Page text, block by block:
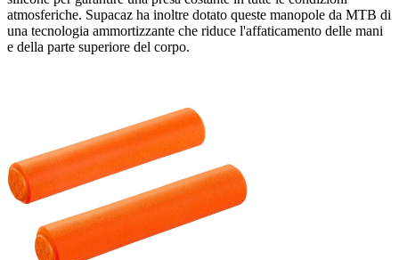
atmosferiche. Supacaz ha inoltre dotato queste manopole da MTB di
una tecnologia ammortizzante che riduce l'affaticamento delle mani
e della parte superiore del corpo.